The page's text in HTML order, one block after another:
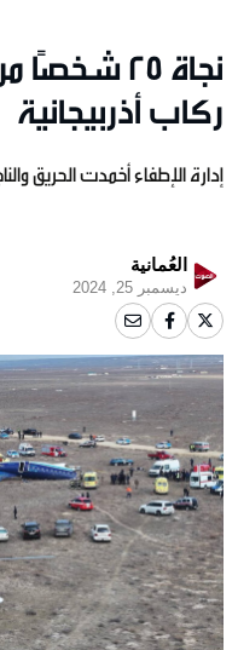
نجاة 25
ركاب أذربيجانية
إدارة الإطفاء أخمدت الحريق
العُمانية
ديسمبر 25, 2024